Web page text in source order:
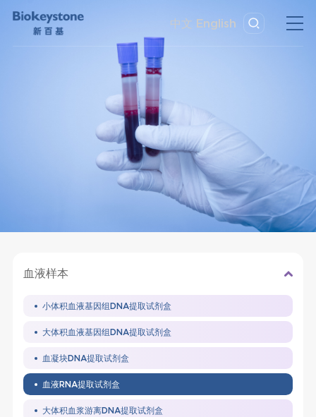
中文 English
血液样本
小体积血液基因组DNA提取试剂盒
大体积血液基因组DNA提取试剂盒
血凝块DNA提取试剂盒
血液RNA提取试剂盒
大体积血浆游离DNA提取试剂盒